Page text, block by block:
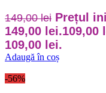
149,00lei Prețul
149,00 lei.109,00
109,00 lei.
Adaugă în coș
-56%